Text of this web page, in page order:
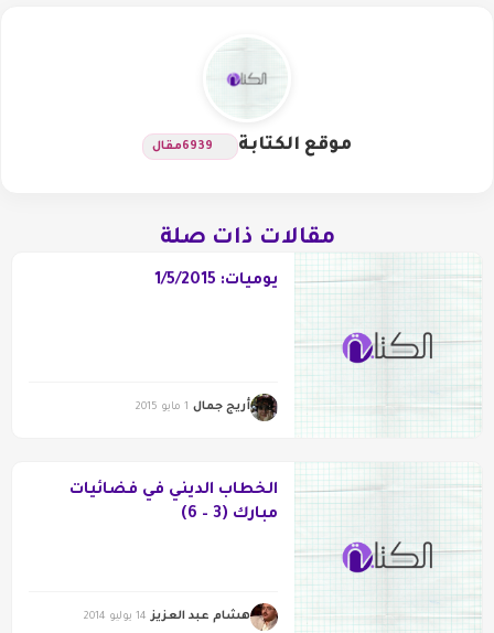
موقع الكتابة 6939مقال
مقالات ذات صلة
يوميات: 1/5/2015
أريج جمال 1 مايو 2015
الخطاب الديني في فضائيات
مبارك (3 – 6)
هشام عبد العزيز 14 يوليو 2014